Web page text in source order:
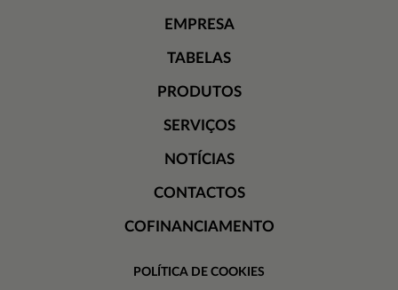
EMPRESA
TABELAS
PRODUTOS
SERVIÇOS
NOTÍCIAS
CONTACTOS
COFINANCIAMENTO
POLÍTICA DE COOKIES